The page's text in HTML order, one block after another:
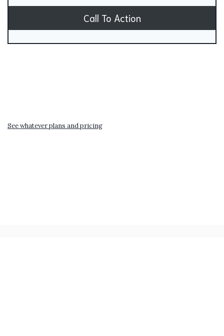
Call To Action
See whatever plans and pricing